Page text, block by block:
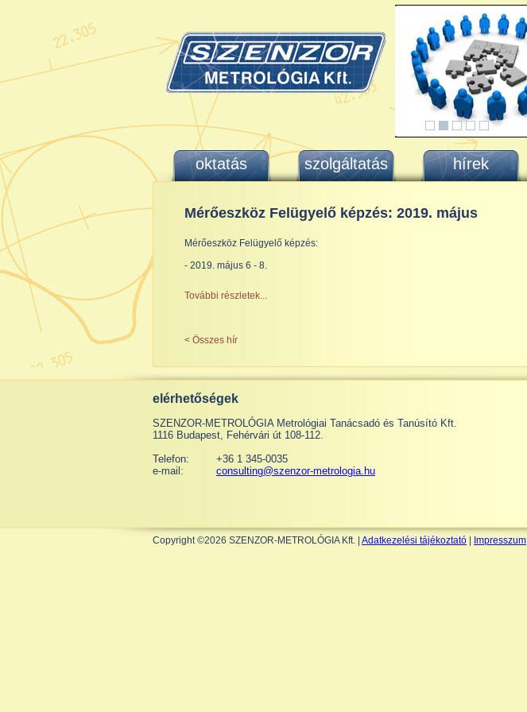
oktatás szolgáltatás hírek
Mérőeszköz Felügyelő képzés: 2019. május
Mérőeszköz Felügyelő képzés:
- 2019. május 6 - 8.
További részletek...
< Összes hír
elérhetőségek
SZENZOR-METROLÓGIA Metrológiai Tanácsadó és Tanúsító Kft.
1116 Budapest, Fehérvári út 108-112.
Telefon:
+36 1 345-0035
e-mail:
consulting@szenzor-metrologia.hu
Copyright ©2026 SZENZOR-METROLÓGIA Kft. | Adatkezelési tájékoztató Impresszum